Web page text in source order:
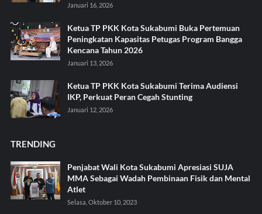
Januari 16, 2026
Ketua TP PKK Kota Sukabumi Buka Pertemuan
Peningkatan Kapasitas Petugas Program Bangga
Kencana Tahun 2026
Januari 13, 2026
Ketua TP PKK Kota Sukabumi Terima Audiensi
IKP, Perkuat Peran Cegah Stunting
Januari 12, 2026
TRENDING
Penjabat Wali Kota Sukabumi Apresiasi SUJA
MMA Sebagai Wadah Pembinaan Fisik dan Mental
Atlet
Selasa, Oktober 10, 2023